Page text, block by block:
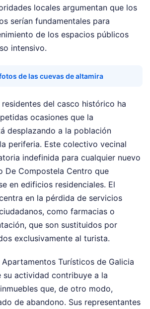
locales argumentan que los
serían fundamentales para
de los espacios públicos
intensivo.
de las cuevas de altamira
del casco histórico ha
ocasiones que la
desplazando a la población
periferia. Este colectivo vecinal
indefinida para cualquier nuevo
De Compostela Centro que
en edificios residenciales. El
en la pérdida de servicios
como farmacias o
que son sustituidos por
exclusivamente al turista.
Turísticos de Galicia
su actividad contribuye a la
que, de otro modo,
de abandono. Sus representantes